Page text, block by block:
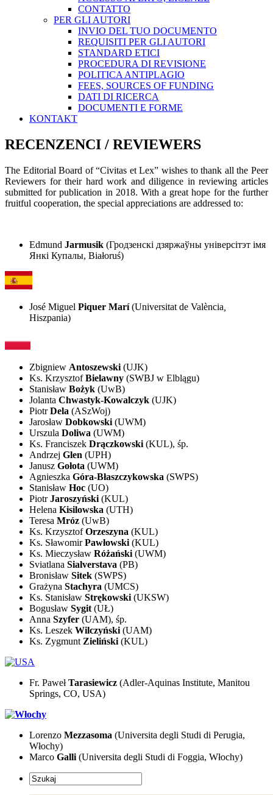
CONTATTO
PER GLI AUTORI
INVIO DEL TUO DOCUMENTO
REQUISITI PER GLI AUTORI
STANDARD ETICI
PROCEDURA DI REVISIONE
POLITICA ANTIPLAGIO
FEES, SOURCES OF FUNDING
DATI DI RICERCA
DOCUMENTI E FORME
KONTAKT
RECENZENCI / REVIEWERS
The Editorial Board of “Civitas et Lex” wishes to thank all the Peer
Reviewers for their hard work and diligence in reviewing articles
submitted for publication in 2018. With a great hope for the further
fruitful cooperation, the special appreciations are addressed to:
Edmund Jarmusik (Гродзенскі дзяржаўны універсітэт імя
Янкі Купалы, Białoruś)
José Miguel Piquer Marí(Universitat de València
Hiszpania)
Zbigniew Antoszewski (UJK)
Ks. KrzysztofBielawny (SWBJ w Elblągu)
Stanisław Bożyk (UwB)
Jolanta Chwastyk-Kowalczyk (UJK)
PiotrDela (ASzWoj)
Jarosław Dobkowski (UWM)
Urszula Doliwa (UWM)
Ks. Franciszek Drączkowski (KUL), śp.
Andrzej Glen (UPH)
Janusz Gołota (UWM)
Agnieszka Góra-Błaszczykowska (SWPS)
Stanisław Hoc (UO)
PiotrJaroszyński (KUL)
Helena Kisilowska (UTH)
Teresa Mróz (UwB)
Ks. KrzysztofOrzeszyna (KUL)
Ks. SławomirPawłowski (KUL)
Ks. Mieczysław Różański (UWM)
Sviatlana Sialverstava (PB)
Bronisław Sitek (SWPS)
Grażyna Stachyra (UMCS)
Ks. Stanisław Strękowski (UKSW)
Bogusław Sygit (UŁ)
Anna Szyfer (UAM), śp.
Ks. Leszek Wilczyński (UAM)
Ks. Zygmunt Zieliński (KUL)
Fr. PawełTarasiewicz (Adler-Aquinas Institute, Manitou
Springs, CO, USA)
Lorenzo Mezzasoma (Universita degli Studi di Perugia,
Włochy)
Marco Galli (Universita degli Studi di Foggia, Włochy)